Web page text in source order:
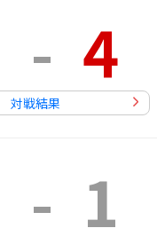
- 4
対戦結果
- 1